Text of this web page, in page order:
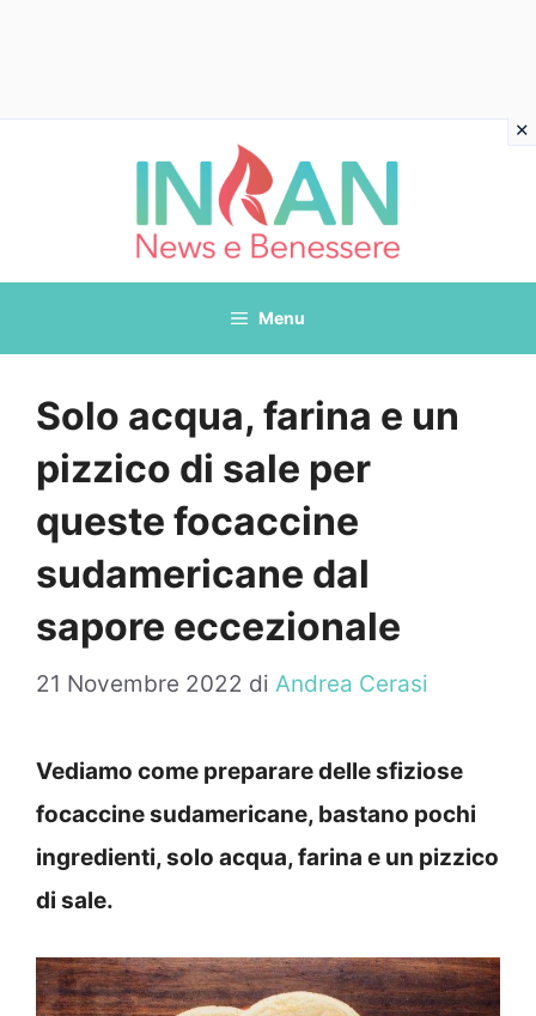
Menu
Solo acqua, farina e un
pizzico di sale per
queste focaccine
sudamericane dal
sapore eccezionale
21 Novembre 2022 di Andrea Cerasi
Vediamo come preparare delle sfiziose
focaccine sudamericane, bastano pochi
ingredienti, solo acqua, farina e un pizzico
di sale.